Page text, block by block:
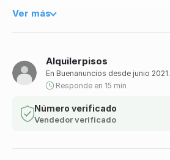
Alquilerpisos
En Buenanuncios desde junio 2021.
Responde en 15 min
Número verificado
Vendedor verificado
677004236 .
Ver más